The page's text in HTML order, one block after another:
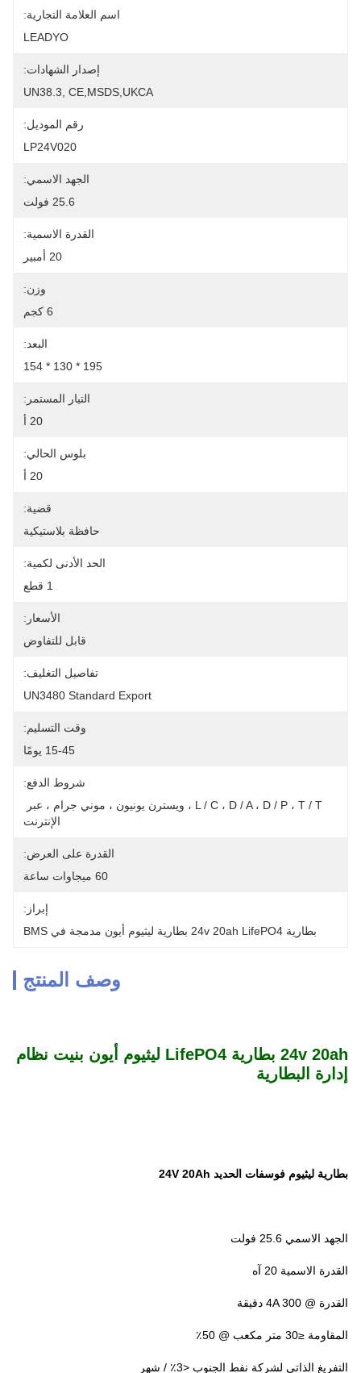
اسم العلامة التجارية:
LEADYO
إصدار الشهادات:
UN38.3, CE,MSDS,UKCA
رقم الموديل:
LP24V020
الجهد الاسمي:
25.6 فولت
القدرة الاسمية:
20 أمبير
وزن:
6 كجم
البعد:
195 * 130 * 154
التيار المستمر:
20 أ
بلوس الحالي:
20 أ
قضية:
حافظة بلاستيكية
الحد الأدنى لكمية:
1 قطع
الأسعار:
قابل للتفاوض
تفاصيل التغليف:
UN3480 Standard Export
وقت التسليم:
15-45 يومًا
شروط الدفع:
الإنترنت
القدرة على العرض:
60 ميجاوات ساعة
إبراز:
بطارية 24v 20ah LifePO4 بطارية ليثيوم أيون مدمجة في BMS
وصف المنتج
24v 20ah بطارية LifePO4 ليثيوم أيون بنيت
نظام
إدارة البطارية
بطارية ليثيوم فوسفات الحديد 24V 20Ah
الجهد الاسمي 25.6 فولت
القدرة الاسمية 20 آه
القدرة @ 4A 300 دقيقة
المقاومة ≤30 متر مكعب @ 50٪
التفريغ الذاتي لشركة نفط الجنوب <3٪ / شهر